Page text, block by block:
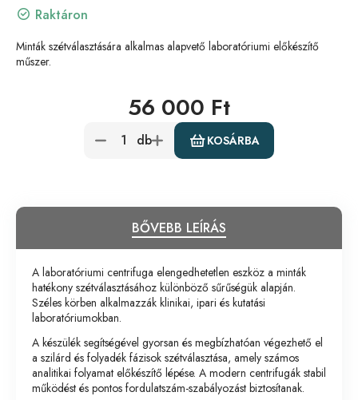
Raktáron
Minták szétválasztására alkalmas alapvető laboratóriumi előkészítő
műszer.
56 000 Ft
db KOSÁRBA
BŐVEBB LEÍRÁS
A laboratóriumi centrifuga elengedhetetlen eszköz a minták
hatékony szétválasztásához különböző sűrűségük alapján.
Széles körben alkalmazzák klinikai, ipari és kutatási
laboratóriumokban.
A készülék segítségével gyorsan és megbízhatóan végezhető el
a szilárd és folyadék fázisok szétválasztása, amely számos
analitikai folyamat előkészítő lépése. A modern centrifugák stabil
működést és pontos fordulatszám-szabályozást biztosítanak.